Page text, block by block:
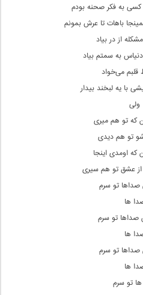
به فکر صحنه بودم
باهات تا عرش بمونم
از در بیاد
به سمتم بیاد
قلبم می‌خواد
با یه لبخند بیدار
ولی
که تو هم میری
تو هم دیدی
اومدی اینجا
عشق تو هم سیری
صداها تو سرم
ها
تو سرم
ها
صداها تو سرم
ها
تو سرم